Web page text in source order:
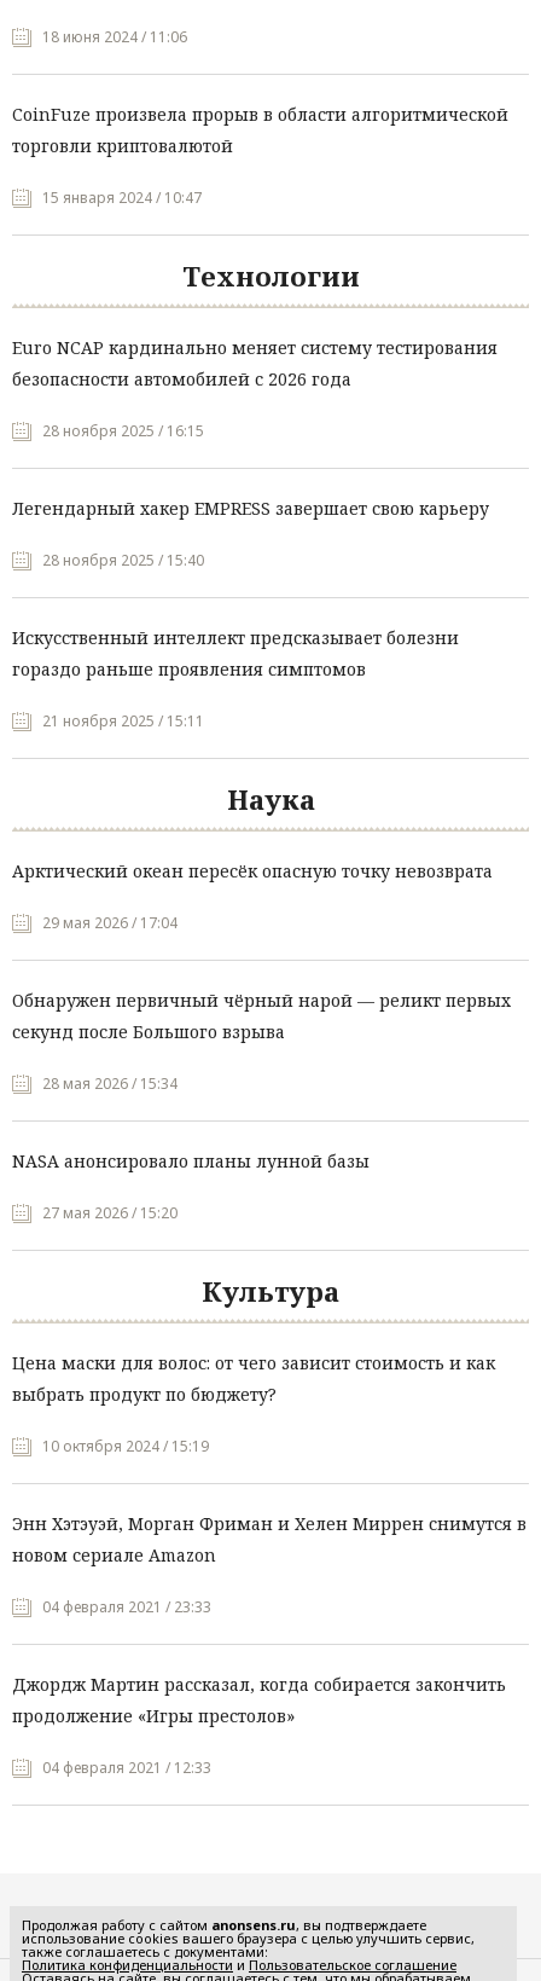
18 июня 2024 / 11:06
CoinFuze произвела прорыв в области алгоритмической
торговли криптовалютой
15 января 2024 / 10:47
Технологии
Euro NCAP кардинально меняет систему тестирования
безопасности автомобилей с 2026 года
28 ноября 2025 / 16:15
Легендарный хакер EMPRESS завершает свою карьеру
28 ноября 2025 / 15:40
Искусственный интеллект предсказывает болезни
гораздо раньше проявления симптомов
21 ноября 2025 / 15:11
Наука
Арктический океан пересёк опасную точку невозврата
29 мая 2026 / 17:04
Обнаружен первичный чёрный нарой — реликт первых
секунд после Большого взрыва
28 мая 2026 / 15:34
NASA анонсировало планы лунной базы
27 мая 2026 / 15:20
Культура
Цена маски для волос: от чего зависит стоимость и как
выбрать продукт по бюджету?
10 октября 2024 / 15:19
Энн Хэтэуэй, Морган Фриман и Хелен Миррен снимутся в
новом сериале Amazon
04 февраля 2021 / 23:33
Джордж Мартин рассказал, когда собирается закончить
продолжение «Игры престолов»
04 февраля 2021 / 12:33
Продолжая работу с сайтом anonsens.ru, вы подтверждаете
использование cookies вашего браузера с целью улучшить сервис,
также соглашаетесь с документами:
Политика конфиденциальности и Пользовательское соглашение